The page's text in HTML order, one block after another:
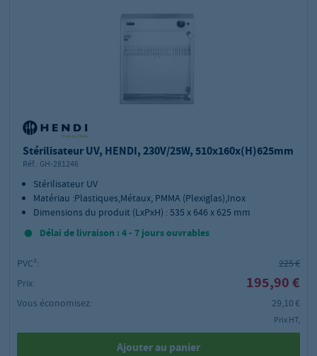
Stérilisateur UV, HENDI, 230V/25W, 510x160x(H)625mm
Réf.: GH-281246
Stérilisateur UV
Matériau :Plastiques,Métaux, PMMA (Plexiglas),Inox
Dimensions du produit (LxPxH) : 535 x 646 x 625 mm
Délai de livraison : 4 - 7 jours ouvrables
PVC²:
225 €
Prix:
195,90 €
Vous économisez: 29,10 €
Prix HT,
Ajouter au panier